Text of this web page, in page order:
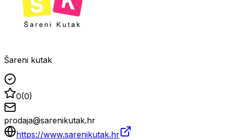
Šareni kutak
0(0)
prodaja@sarenikutak.hr
https://www.sarenikutak.hr